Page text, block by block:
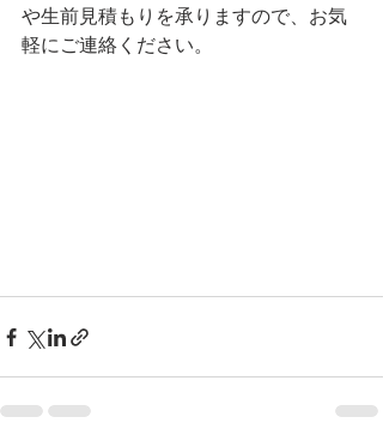
や生前見積もりを承りますので、お気
軽にご連絡ください。